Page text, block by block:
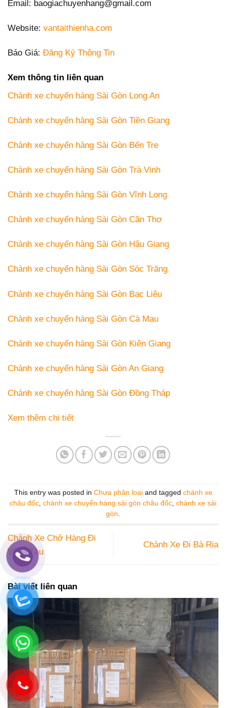
Email: baogiachuyenhang@gmail.com
Website: vantaithienha.com
Báo Giá: Đăng Ký Thông Tin
Xem thông tin liên quan
Chành xe chuyển hàng Sài Gòn Long An
Chành xe chuyển hàng Sài Gòn Tiền Giang
Chành xe chuyển hàng Sài Gòn Bến Tre
Chành xe chuyển hàng Sài Gòn Trà Vinh
Chành xe chuyển hàng Sài Gòn Vĩnh Long
Chành xe chuyển hàng Sài Gòn Cần Thơ
Chành xe chuyển hàng Sài Gòn Hậu Giang
Chành xe chuyển hàng Sài Gòn Sóc Trăng
Chành xe chuyển hàng Sài Gòn Bạc Liêu
Chành xe chuyển hàng Sài Gòn Cà Mau
Chành xe chuyển hàng Sài Gòn Kiên Giang
Chành xe chuyển hàng Sài Gòn An Giang
Chành xe chuyển hàng Sài Gòn Đồng Tháp
Xem thêm chi tiết
This entry was posted in Chưa phân loạiand tagged chành xe
châu đốc, chành xe chuyển hàng sài gòn châu đốc, chành xe sài
gòn.
Chành Xe Chở Hàng Đi
Vũng Tàu
Chành Xe Đi Bà Rịa
Bài viết liên quan